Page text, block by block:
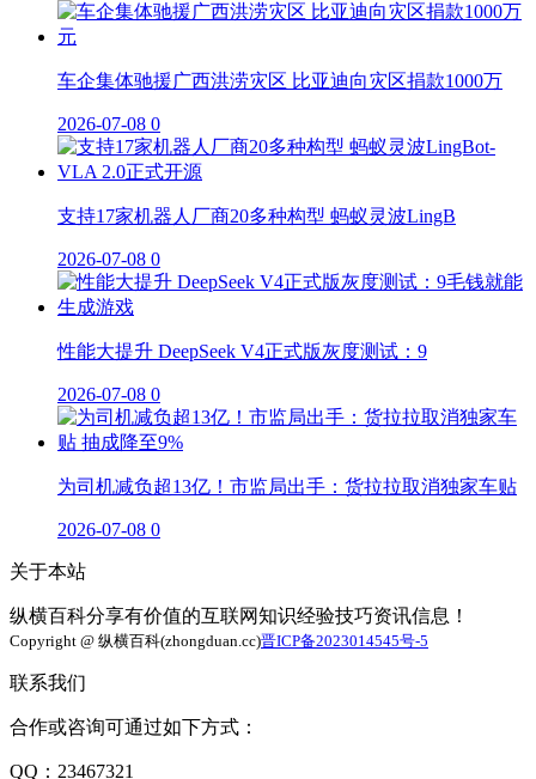
车企集体驰援广西洪涝灾区 比亚迪向灾区捐款1000万
2026-07-08 0
支持17家机器人厂商20多种构型 蚂蚁灵波LingB
2026-07-08 0
性能大提升 DeepSeek V4正式版灰度测试：9
2026-07-08 0
为司机减负超13亿！市监局出手：货拉拉取消独家车贴
2026-07-08 0
关于本站
纵横百科分享有价值的互联网知识经验技巧资讯信息！
Copyright @ 纵横百科(zhongduan.cc)晋ICP备2023014545号-5
联系我们
合作或咨询可通过如下方式：
QQ：23467321